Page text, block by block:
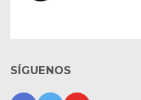
SÍGUENOS